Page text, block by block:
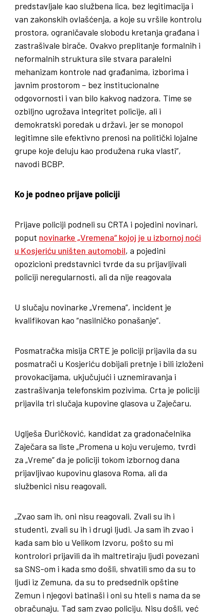
predstavljale kao službena lica, bez legitimacija i
van zakonskih ovlašćenja, a koje su vršile kontrolu
prostora, ograničavale slobodu kretanja građana i
zastrašivale birače. Ovakvo preplitanje formalnih i
neformalnih struktura sile stvara paralelni
mehanizam kontrole nad građanima, izborima i
javnim prostorom – bez institucionalne
odgovornosti i van bilo kakvog nadzora. Time se
ozbiljno ugrožava integritet policije, ali i
demokratski poredak u državi, jer se monopol
legitimne sile efektivno prenosi na politički lojalne
grupe koje deluju kao produžena ruka vlasti”,
navodi BCBP.
Ko je podneo prijave policiji
Prijave policiji podneli su CRTA i pojedini novinari,
poput novinarke „Vremena” kojoj je u izbornoj noći
u Kosjeriću uništen automobil, a pojedini
opozicioni predstavnici tvrde da su prijavljivali
policiji neregularnosti, ali da nije reagovala
U slučaju novinarke „Vremena”, incident je
kvalifikovan kao “nasilničko ponašanje”.
Posmatračka misija CRTE je policiji prijavila da su
posmatrači u Kosjeriću dobijali pretnje i bili izloženi
provokacijama, ukjučujući i uznemiravanja i
zastrašivanja telefonskim pozivima. Crta je policiji
prijavila tri slučaja kupovine glasova u Zaječaru.
Uglješa Đuričković, kandidat za gradonačelnika
Zaječara sa liste „Promena u koju verujemo, tvrdi
za „Vreme” da je policiji tokom izbornog dana
prijavljivao kupovinu glasova Roma, ali da
službenici nisu reagovali.
„Zvao sam ih, oni nisu reagovali. Zvali su ih i
studenti, zvali su ih i drugi ljudi. Ja sam ih zvao i
kada sam bio u Velikom Izvoru, pošto su mi
kontrolori prijavili da ih maltretiraju ljudi povezani
sa SNS-om i kada smo došli, shvatili smo da su to
ljudi iz Zemuna, da su to predsednik opštine
Zemun i njegovi batinaši i oni su hteli s nama da se
obračunaju. Tad sam zvao policiju. Nisu došli, već